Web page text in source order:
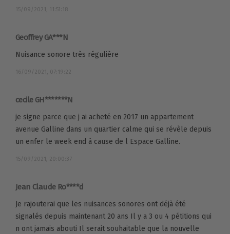
15/09/2021, 11:51:18
Geoffrey GA***N
Nuisance sonore très régulière
16/09/2021, 07:19:22
cecile GH*******N
je signe parce que j ai acheté en 2017 un appartement
avenue Galline dans un quartier calme qui se révèle depuis
un enfer le week end à cause de l Espace Galline.
15/09/2021, 20:00:37
Jean Claude Ro****d
Je rajouterai que les nuisances sonores ont déjà été
signalés depuis maintenant 20 ans Il y a 3 ou 4 pétitions qui
n ont jamais abouti Il serait souhaitable que la nouvelle